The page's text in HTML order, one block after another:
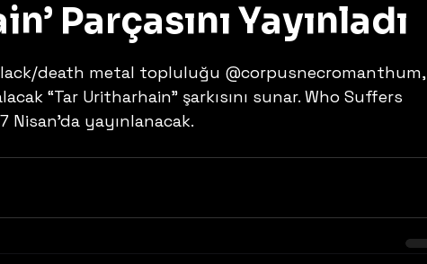
Parçasını Yayınladı
death metal topluluğu @corpusnecromanthum,
“Tar Uritharhain” şarkısını sunar. Who Suffers
yayınlanacak.